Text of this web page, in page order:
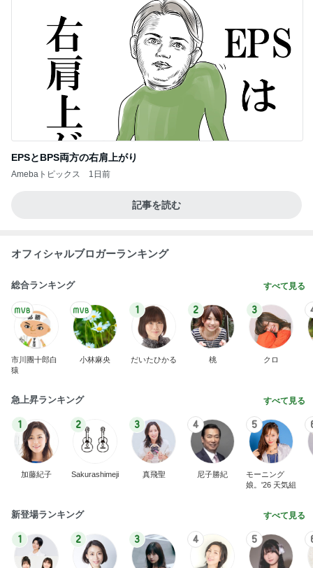
EPSとBPS両方の右肩上がり
Amebaトピックス 1日前
記事を読む
オフィシャルブロガーランキング
総合ランキング すべて見る
市川團十郎白
猿
小林麻央
1
だいたひかる
2
桃
3
クロ
急上昇ランキング すべて見る
1
加藤紀子
2
Sakurashimeji
3
真飛聖
4
尼子勝紀
5
モーニング
娘。'26 天気組
新登場ランキング すべて見る
1 2 3 4 5